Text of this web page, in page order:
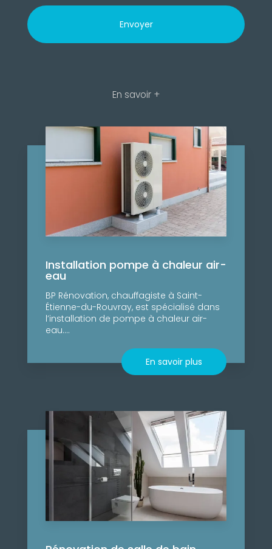
En savoir +
Installation pompe à chaleur air-
eau
BP Rénovation, chauffagiste à Saint-
Étienne-du-Rouvray, est spécialisé dans
l’installation de pompe à chaleur air-
eau....
En savoir plus